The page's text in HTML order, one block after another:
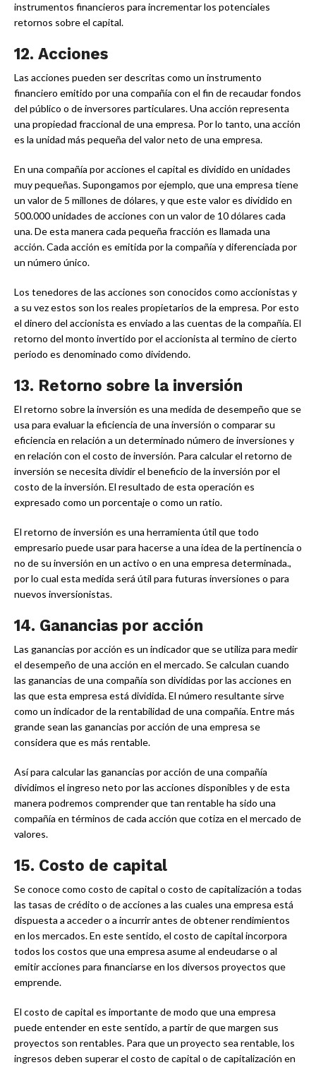
instrumentos financieros para incrementar los potenciales
retornos sobre el capital.
12. Acciones
Las acciones pueden ser descritas como un instrumento
financiero emitido por una compañía con el fin de recaudar fondos
del público o de inversores particulares. Una acción representa
una propiedad fraccional de una empresa. Por lo tanto, una acción
es la unidad más pequeña del valor neto de una empresa.
En una compañía por acciones el capital es dividido en unidades
muy pequeñas. Supongamos por ejemplo, que una empresa tiene
un valor de 5 millones de dólares, y que este valor es dividido en
500.000 unidades de acciones con un valor de 10 dólares cada
una. De esta manera cada pequeña fracción es llamada una
acción. Cada acción es emitida por la compañía y diferenciada por
un número único.
Los tenedores de las acciones son conocidos como accionistas y
a su vez estos son los reales propietarios de la empresa. Por esto
el dinero del accionista es enviado a las cuentas de la compañía. El
retorno del monto invertido por el accionista al termino de cierto
periodo es denominado como dividendo.
13. Retorno sobre la inversión
El retorno sobre la inversión es una medida de desempeño que se
usa para evaluar la eficiencia de una inversión o comparar su
eficiencia en relación a un determinado número de inversiones y
en relación con el costo de inversión. Para calcular el retorno de
inversión se necesita dividir el beneficio de la inversión por el
costo de la inversión. El resultado de esta operación es
expresado como un porcentaje o como un ratio.
El retorno de inversión es una herramienta útil que todo
empresario puede usar para hacerse a una idea de la pertinencia o
no de su inversión en un activo o en una empresa determinada.,
por lo cual esta medida será útil para futuras inversiones o para
nuevos inversionistas.
14. Ganancias por acción
Las ganancias por acción es un indicador que se utiliza para medir
el desempeño de una acción en el mercado. Se calculan cuando
las ganancias de una compañía son divididas por las acciones en
las que esta empresa está dividida. El número resultante sirve
como un indicador de la rentabilidad de una compañía. Entre más
grande sean las ganancias por acción de una empresa se
considera que es más rentable.
Así para calcular las ganancias por acción de una compañía
dividimos el ingreso neto por las acciones disponibles y de esta
manera podremos comprender que tan rentable ha sido una
compañía en términos de cada acción que cotiza en el mercado de
valores.
15. Costo de capital
Se conoce como costo de capital o costo de capitalización a todas
las tasas de crédito o de acciones a las cuales una empresa está
dispuesta a acceder o a incurrir antes de obtener rendimientos
en los mercados. En este sentido, el costo de capital incorpora
todos los costos que una empresa asume al endeudarse o al
emitir acciones para financiarse en los diversos proyectos que
emprende.
El costo de capital es importante de modo que una empresa
puede entender en este sentido, a partir de que margen sus
proyectos son rentables. Para que un proyecto sea rentable, los
ingresos deben superar el costo de capital o de capitalización en